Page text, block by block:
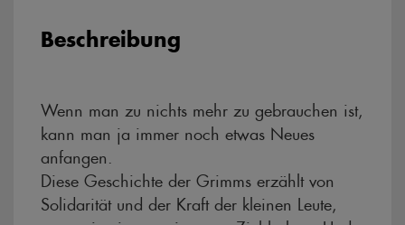
Beschreibung
Wenn man zu nichts mehr zu gebrauchen ist,
kann man ja immer noch etwas Neues
anfangen.
Diese Geschichte der Grimms erzählt von
Solidarität und der Kraft der kleinen Leute,